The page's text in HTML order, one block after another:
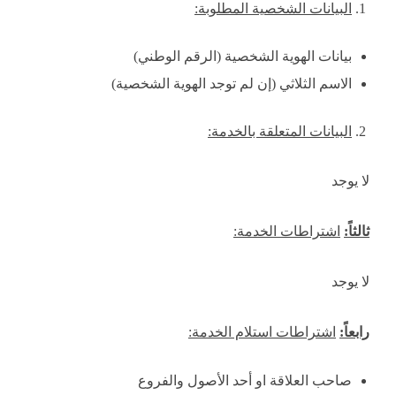
البيانات الشخصية المطلوبة:
بيانات الهوية الشخصية (الرقم الوطني)
الاسم الثلاثي (إن لم توجد الهوية الشخصية)
البيانات المتعلقة بالخدمة:
لا يوجد
ثالثاً: اشتراطات الخدمة:
لا يوجد
رابعاً: اشتراطات استلام الخدمة:
صاحب العلاقة او أحد الأصول والفروع